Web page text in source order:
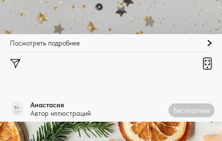
Посмотреть подробнее
Анастасия
Автор иллюстраций
Бесплатные